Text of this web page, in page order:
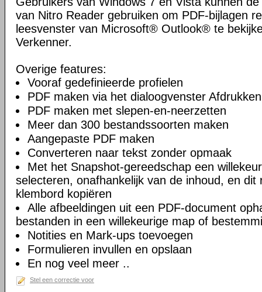
van Nitro Reader gebruiken om PDF-bijlagen
leesvenster van Microsoft® Outlook® te
Verkenner.
Overige features:
Vooraf gedefinieerde profielen
PDF maken via het dialoogvenster Afdrukken
PDF maken met slepen-en-neerzetten
Meer dan 300 bestandssoorten maken
Aangepaste PDF maken
Converteren naar tekst zonder opmaak
Met het Snapshot-gereedschap een
selecteren, onafhankelijk van de inhoud, en
klembord kopiëren
Alle afbeeldingen uit een PDF-document
bestanden in een willekeurige map of
Notities en Mark-ups toevoegen
Formulieren invullen en opslaan
En nog veel meer ..
Stel een correctie voor